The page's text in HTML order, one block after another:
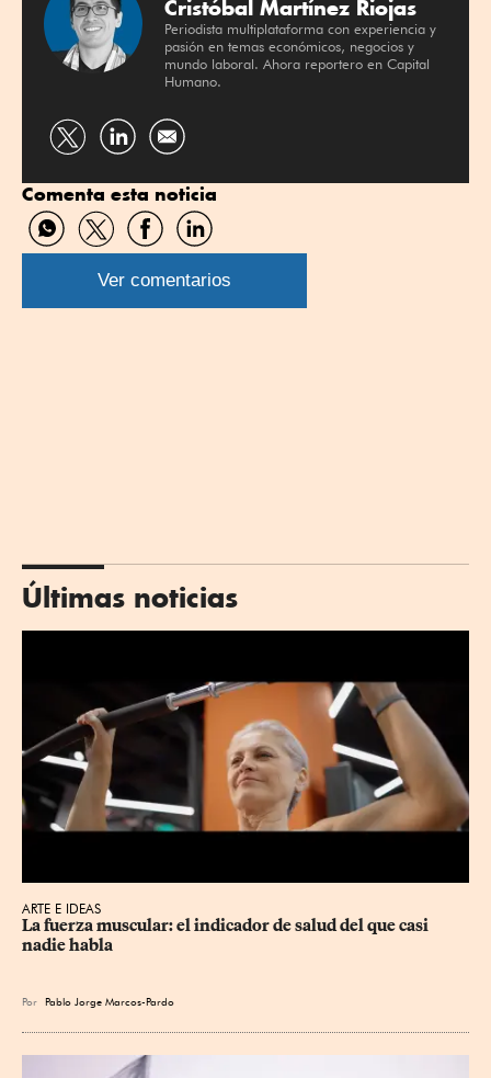
Cristóbal Martínez Riojas
Periodista multiplataforma con experiencia y
pasión en temas económicos, negocios y
mundo laboral. Ahora reportero en Capital
Humano.
Compartir
Twitter
Compartir
Linkedin
Comenta esta noticia
Compartir
por
WhatsApp
Compartir
por
Twitter
Compartir
por
Facebook
Compartir
por
Linkedin
Ver comentarios
Últimas noticias
ARTE E IDEAS
La fuerza muscular: el indicador de salud del que casi
nadie habla
Por Pablo Jorge Marcos-Pardo